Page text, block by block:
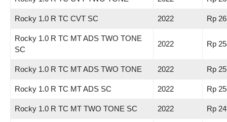
Rocky 1.0 R TC CVT SC 2022 Rp
Rocky 1.0 R TC MT ADS TWO TONE
SC
2022 Rp
Rocky 1.0 R TC MT ADS TWO TONE 2022 Rp
Rocky 1.0 R TC MT ADS SC 2022 Rp
Rocky 1.0 R TC MT TWO TONE SC 2022 Rp